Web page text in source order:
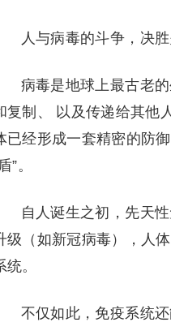
人与病毒的斗争，决
病毒是地球上最古老
复制、 以及传递给其他
已经形成一套精密的防
”。
自人诞生之初，先天
级（如新冠病毒），人
统。
不仅如此，免疫系统